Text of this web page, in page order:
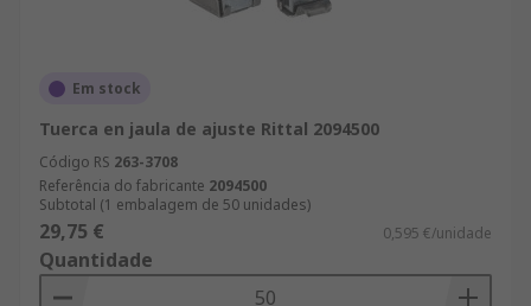
Em stock
Tuerca en jaula de ajuste Rittal 2094500
Código RS 263-3708
Referência do fabricante 2094500
Subtotal (1 embalagem de 50 unidades)
29,75 € 0,595 €/unidade
Quantidade